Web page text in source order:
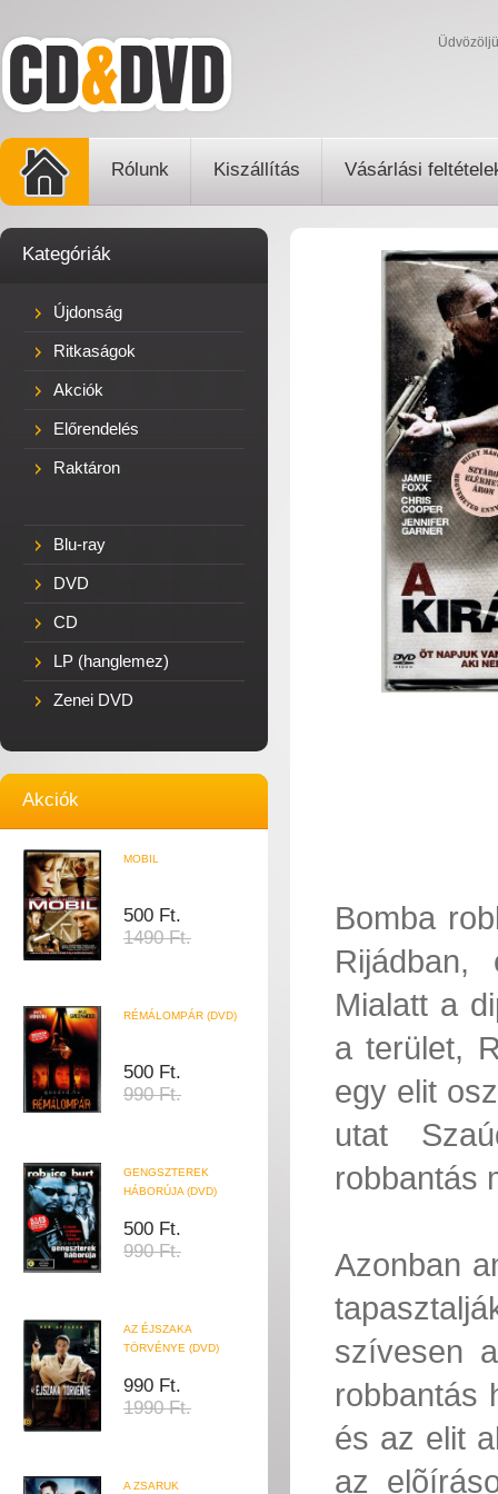
Rólunk Kiszállítás Vásárlási
Kategóriák
Újdonság
Ritkaságok
Akciók
Előrendelés
Raktáron
Blu-ray
DVD
CD
LP (hanglemez)
Zenei DVD
Akciók
MOBIL
500 Ft.
1490 Ft.
RÉMÁLOMPÁR (DVD)
500 Ft.
990 Ft.
GENGSZTEREK
HÁBORÚJA (DVD)
500 Ft.
990 Ft.
AZ ÉJSZAKA
TÖRVÉNYE (DVD)
990 Ft.
1990 Ft.
A ZSARUK
Bomba
Mialatt a
a terület,
egy elit
utat
robbantás
Azonban
szívesen
robbantás
és az elit
az